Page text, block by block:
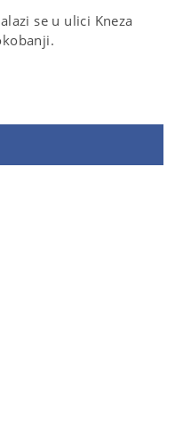
se u ulici Kneza